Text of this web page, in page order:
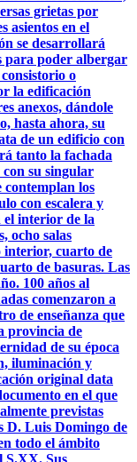
grietas por
asientos en el
se desarrollará
para poder albergar
o
la edificación
anexos, dándole
hasta ahora, su
de un edificio con
tanto la fachada
su singular
contemplan los
con escalera y
el interior de la
ocho salas
interior, cuarto de
de basuras. Las
100 años al
comenzaron a
de enseñanza que
provincia de
de su época
iluminación y
original data
en el que
previstas
D. Luis Domingo de
todo el ámbito